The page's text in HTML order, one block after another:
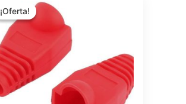
¡Oferta!
¡Oferta!
precio
original
precio
actual
es:
$21.45.